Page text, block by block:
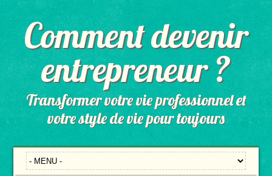
Comment devenir
entrepreneur ?
Transformer votre vie professionnel et
votre style de vie pour toujours